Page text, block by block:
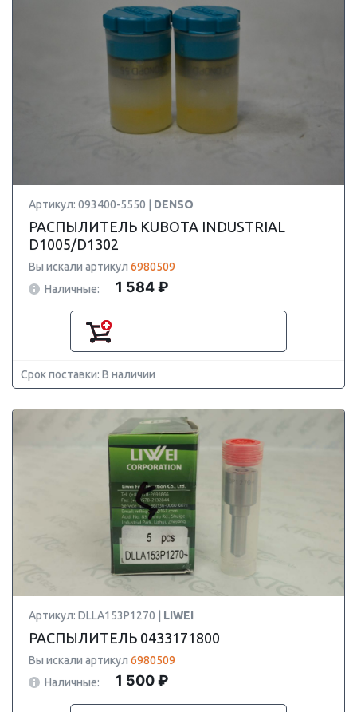
Артикул: 093400-5550 | DENSO
РАСПЫЛИТЕЛЬ KUBOTA INDUSTRIAL
D1005/D1302
Вы искали артикул 6980509
Наличные:
1 584 ₽
Срок поставки: В наличии
Артикул: DLLA153P1270 | LIWEI
РАСПЫЛИТЕЛЬ 0433171800
Вы искали артикул 6980509
Наличные:
1 500 ₽